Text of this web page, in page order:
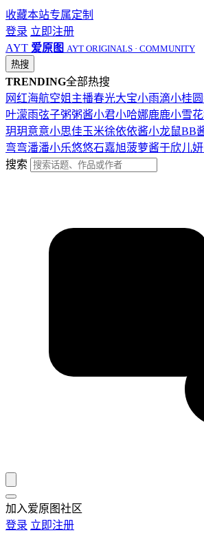
收藏本站专属定制
登录 立即注册
AYT 爱原图 AYT ORIGINALS · COMMUNITY
热搜
TRENDING全部热搜
网红海航空姐 主播春光大宝小雨滴小桂圆
叶濛雨弦子粥粥酱小君小哈娜鹿鹿小雪花
玥玥意意小思佳玉米徐依依酱小龙鼠BB
弯弯潘潘小乐悠悠石嘉旭菠萝酱于欣儿
搜索
加入爱原图社区
登录 立即注册